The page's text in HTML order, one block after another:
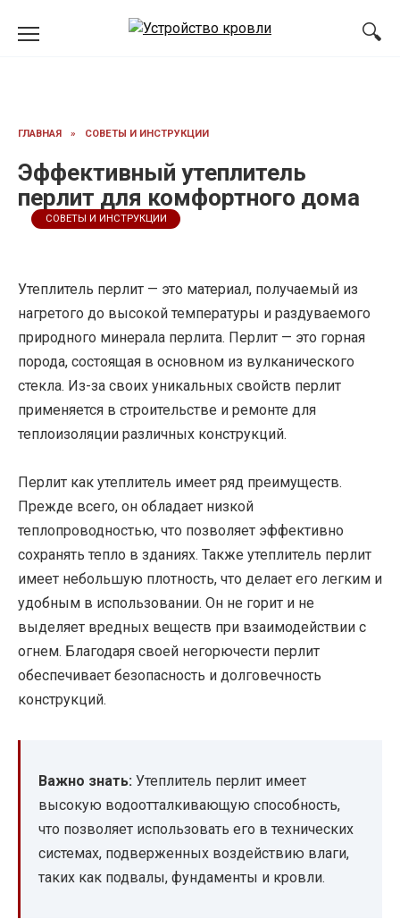
ГЛАВНАЯ » СОВЕТЫ И ИНСТРУКЦИИ
Эффективный утеплитель
перлит для комфортного дома
СОВЕТЫ И ИНСТРУКЦИИ
Утеплитель перлит — это материал, получаемый из
нагретого до высокой температуры и раздуваемого
природного минерала перлита. Перлит — это горная
порода, состоящая в основном из вулканического
стекла. Из-за своих уникальных свойств перлит
применяется в строительстве и ремонте для
теплоизоляции различных конструкций.
Перлит как утеплитель имеет ряд преимуществ.
Прежде всего, он обладает низкой
теплопроводностью, что позволяет эффективно
сохранять тепло в зданиях. Также утеплитель перлит
имеет небольшую плотность, что делает его легким и
удобным в использовании. Он не горит и не
выделяет вредных веществ при взаимодействии с
огнем. Благодаря своей негорючести перлит
обеспечивает безопасность и долговечность
конструкций.
Важно знать: Утеплитель перлит имеет
высокую водоотталкивающую способность,
что позволяет использовать его в технических
системах, подверженных воздействию влаги,
таких как подвалы, фундаменты и кровли.